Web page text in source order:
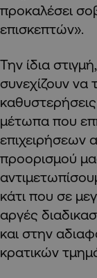
προκαλέσει
επισκεπτών».
Την ίδια
συνεχίζουν να
μέτωπα που
επιχειρήσεων
προορισμού
κάτι που σε
αργές
και στην
κρατικών